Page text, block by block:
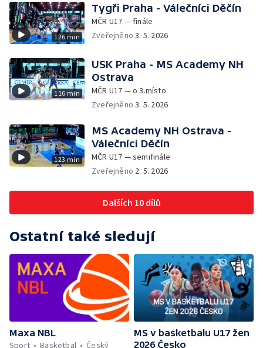
126 min
Tygři Praha - Válečníci Děčín
MČR U17 — finále
Zveřejněno3. 5. 2026
116 min
USK Praha - MS Academy NH
Ostrava
MČR U17 — o 3.místo
Zveřejněno3. 5. 2026
123 min
MS Academy NH Ostrava -
Válečníci Děčín
MČR U17 — semifinále
Zveřejněno 2. 5. 2026
Dalších 10 dílů
Ostatní také sledují
Maxa NBL
Sport
Basketbal Český
MS v basketbalu U17 žen
2026 Česko